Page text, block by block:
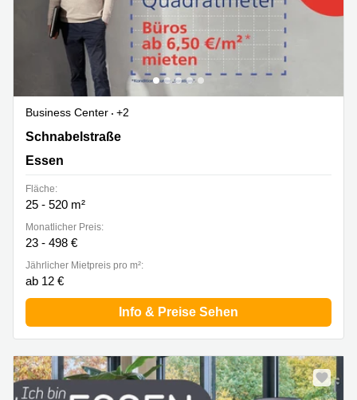
Business Center
+2
Schnabelstraße 1, 9-13A, 17, Essen
Schnabelstraße
Essen
Fläche:
25 - 520 m²
Monatlicher Preis:
23 - 498 €
Jährlicher Mietpreis pro m²:
ab 12 €
Info & Preise Sehen